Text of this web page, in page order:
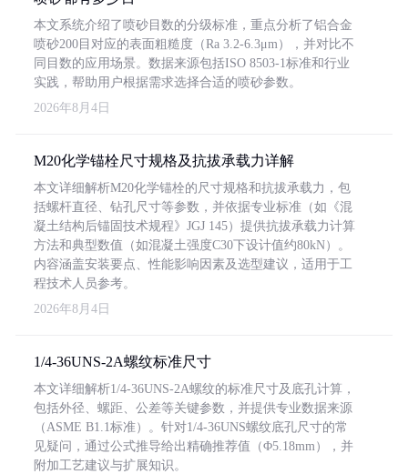
本文系统介绍了喷砂目数的分级标准，重点分析了铝合金
喷砂200目对应的表面粗糙度（Ra 3.2-6.3μm），并对比不
同目数的应用场景。数据来源包括ISO 8503-1标准和行业
实践，帮助用户根据需求选择合适的喷砂参数。
2026年8月4日
M20化学锚栓尺寸规格及抗拔承载力详解
本文详细解析M20化学锚栓的尺寸规格和抗拔承载力，包
括螺杆直径、钻孔尺寸等参数，并依据专业标准（如《混
凝土结构后锚固技术规程》JGJ 145）提供抗拔承载力计算
方法和典型数值（如混凝土强度C30下设计值约80kN）。
内容涵盖安装要点、性能影响因素及选型建议，适用于工
程技术人员参考。
2026年8月4日
1/4-36UNS-2A螺纹标准尺寸
本文详细解析1/4-36UNS-2A螺纹的标准尺寸及底孔计算，
包括外径、螺距、公差等关键参数，并提供专业数据来源
（ASME B1.1标准）。针对1/4-36UNS螺纹底孔尺寸的常
见疑问，通过公式推导给出精确推荐值（Φ5.18mm），并
附加工艺建议与扩展知识。